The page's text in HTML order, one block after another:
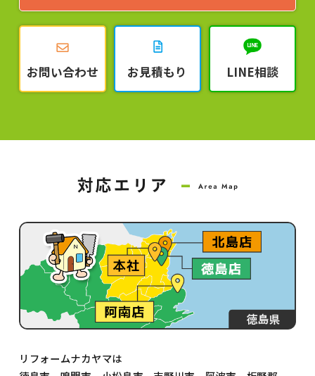
お問い合わせ お見積もり LINE相談
リフォームナカヤマは